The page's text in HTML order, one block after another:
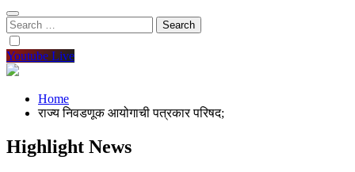
Search
for:
Youtube Live
Home
राज्य निवडणूक आयोगाची पत्रकार परिषद;
Highlight News